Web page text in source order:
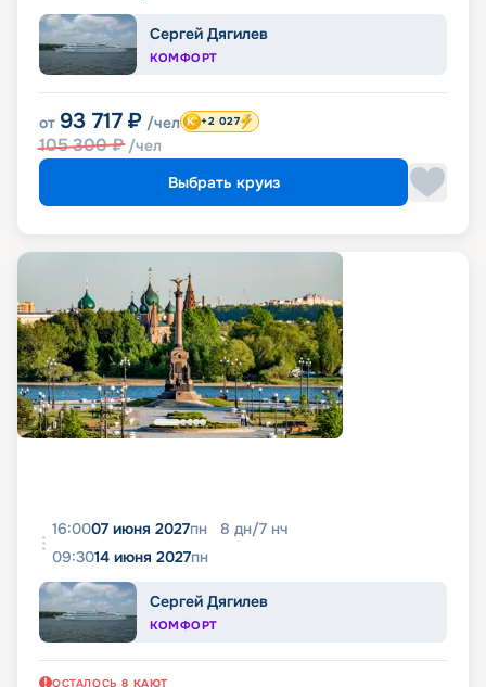
Сергей Дягилев
КОМФОРТ
от 93 717 ₽ /чел
105 300₽ /чел
+2 027
Выбрать круиз
16:0007 июня 2027пн 8 дн/7 нч
09:3014 июня 2027пн
Сергей Дягилев
КОМФОРТ
ОСТАЛОСЬ 8 КАЮТ